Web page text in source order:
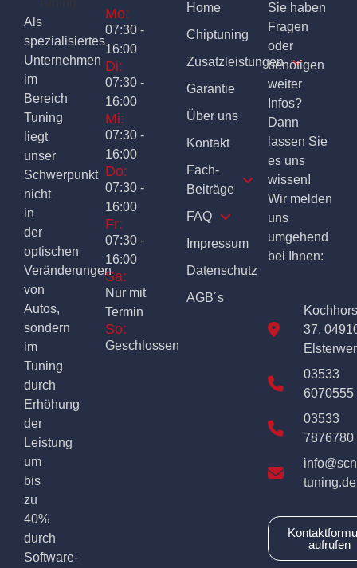
Als
spezialisiertes
Unternehmen
im
Bereich
Tuning
liegt
unser
Schwerpunkt
nicht
in
der
optischen
Veränderungen
von
Autos,
sondern
im
Tuning
durch
Erhöhung
der
Leistung
um
bis
zu
40%
durch
Software-
Mo:
07:30 -
16:00
Di:
07:30 -
16:00
Mi:
07:30 -
16:00
Do:
07:30 -
16:00
Fr:
07:30 -
16:00
Sa:
Nur mit
Termin
So:
Geschlossen
Home
Chiptuning
Zusatzleistungen
Garantie
Über uns
Kontakt
Fach-
Beiträge
FAQ
Impressum
Datenschutz
AGB´s
Sie haben
Fragen
oder
benötigen
weiter
Infos?
Dann
lassen Sie
es uns
wissen!
Wir melden
uns
umgehend
bei Ihnen:
37,
03533
6070555
03533
7876780
tuning.de
aufrufen